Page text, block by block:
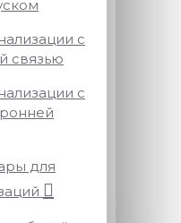
с
связью
с
для